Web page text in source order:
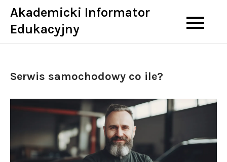
Skip
content
Akademicki Informator
Edukacyjny
Serwis samochodowy co ile?